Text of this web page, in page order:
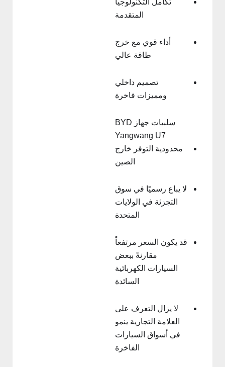
تكامل التكنولوجيا
المتقدمة
أداء قوي مع خرج
طاقة عالي
تصميم داخلي
ومميزات فاخرة
سلبيات جهاز BYD
Yangwang U7
محدودية التوفر خارج
الصين
لا يباع رسميًا في سوق
التجزئة في الولايات
المتحدة
قد يكون السعر مرتفعاً
مقارنةً ببعض
السيارات الكهربائية
السائدة
لا يزال التعرف على
العلامة التجارية ينمو
في أسواق السيارات
الفاخرة